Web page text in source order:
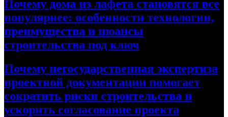
Почему дома из лафета становятся все
популярнее: особенности технологии,
преимущества и нюансы
строительства под ключ
Почему негосударственная экспертиза
проектной документации помогает
сократить риски строительства и
ускорить согласование проекта